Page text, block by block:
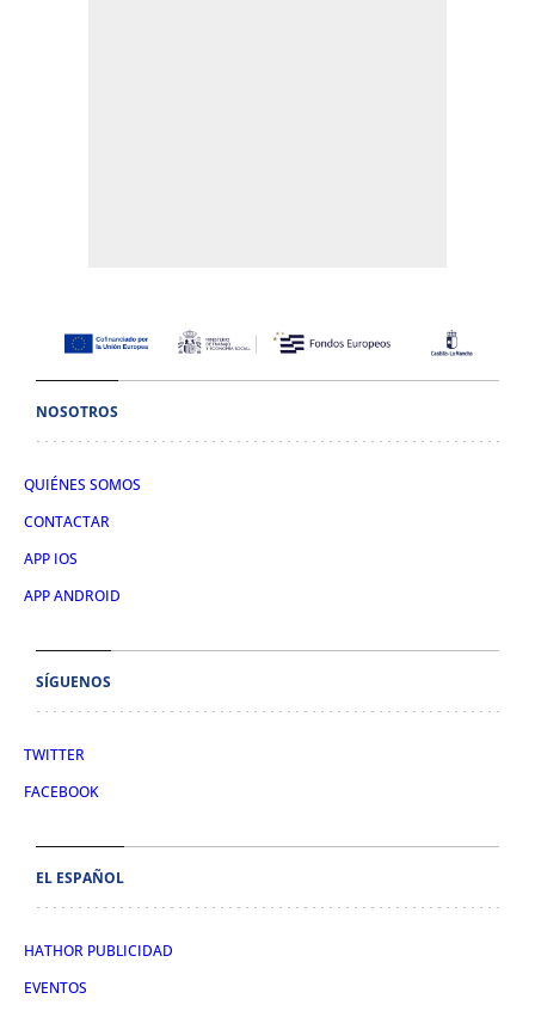
NOSOTROS
QUIÉNES SOMOS
CONTACTAR
APP IOS
APP ANDROID
SÍGUENOS
TWITTER
FACEBOOK
EL ESPAÑOL
HATHOR PUBLICIDAD
EVENTOS